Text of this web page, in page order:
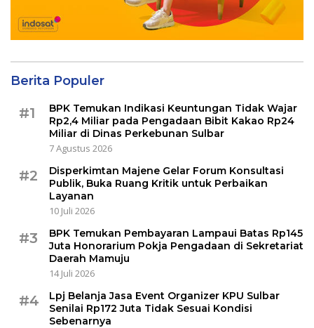
Berita Populer
#1
BPK Temukan Indikasi Keuntungan Tidak Wajar
Rp2,4 Miliar pada Pengadaan Bibit Kakao Rp24
Miliar di Dinas Perkebunan Sulbar
7 Agustus 2026
#2
Disperkimtan Majene Gelar Forum Konsultasi
Publik, Buka Ruang Kritik untuk Perbaikan
Layanan
10 Juli 2026
#3
BPK Temukan Pembayaran Lampaui Batas Rp145
Juta Honorarium Pokja Pengadaan di Sekretariat
Daerah Mamuju
14 Juli 2026
#4
Lpj Belanja Jasa Event Organizer KPU Sulbar
Senilai Rp172 Juta Tidak Sesuai Kondisi
Sebenarnya